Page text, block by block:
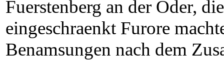
Fuerstenberg an der Oder,
eingeschraenkt Furore
Benamsungen nach dem